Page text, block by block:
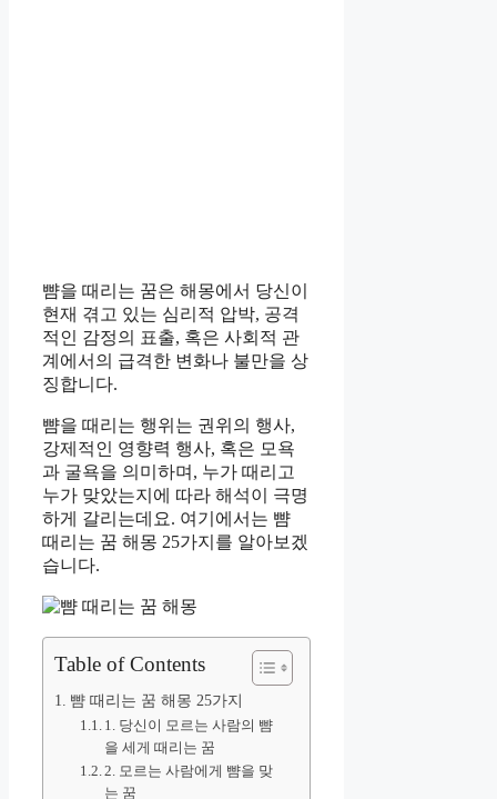
뺨을 때리는 꿈은 해몽에서 당신이
현재 겪고 있는 심리적 압박, 공격
적인 감정의 표출, 혹은 사회적 관
계에서의 급격한 변화나 불만을 상
징합니다.
뺨을 때리는 행위는 권위의 행사,
강제적인 영향력 행사, 혹은 모욕
과 굴욕을 의미하며, 누가 때리고
누가 맞았는지에 따라 해석이 극명
하게 갈리는데요. 여기에서는 뺨
때리는 꿈 해몽 25가지를 알아보겠
습니다.
Table of Contents
뺨 때리는 꿈 해몽 25가지
1. 당신이 모르는 사람의 뺨
을 세게 때리는 꿈
2. 모르는 사람에게 뺨을 맞
는 꿈